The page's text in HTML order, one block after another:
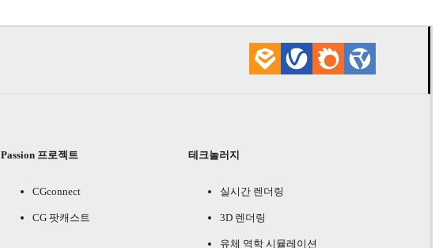
Passion 프로젝트
CGconnect
CG 팟캐스트
테크놀러지
실시간 렌더링
3D 렌더링
유체 역학 시뮬레이션